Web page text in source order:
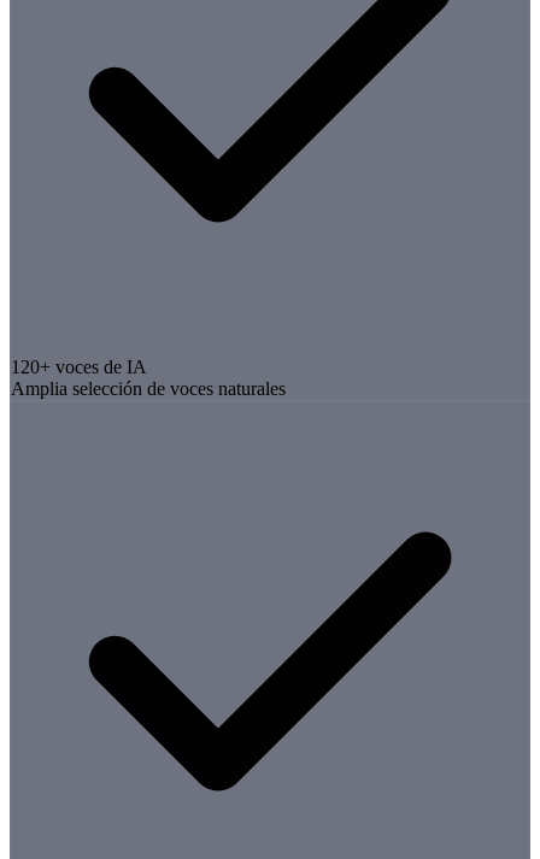
120+ voces de IA
Amplia selección de voces naturales